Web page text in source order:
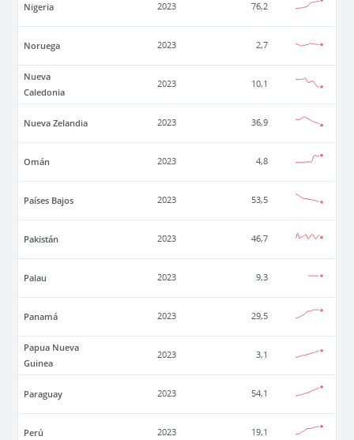
Nigeria 2023 76,2
Noruega 2023 2,7
Nueva
Caledonia
2023 10,1
Nueva Zelandia 2023 36,9
Omán 2023 4,8
Países Bajos 2023 53,5
Pakistán 2023 46,7
Palau 2023 9,3
Panamá 2023 29,5
Papua Nueva
Guinea
2023 3,1
Paraguay 2023 54,1
Perú 2023 19,1